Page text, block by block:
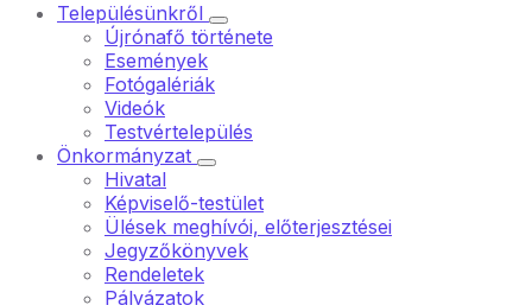
Településünkről
Újrónafő története
Események
Fotógalériák
Videók
Testvértelepülés
Önkormányzat
Hivatal
Képviselő-testület
Ülések meghívói, előterjesztései
Jegyzőkönyvek
Rendeletek
Pályázatok